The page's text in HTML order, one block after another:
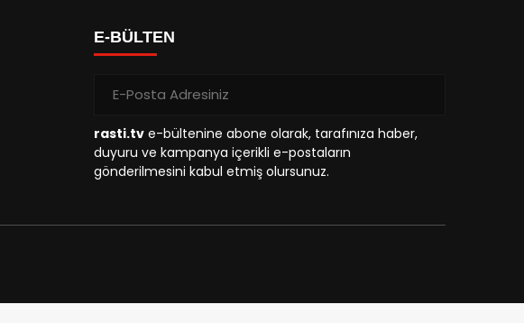
E-BÜLTEN
rasti.tv e-bültenine abone olarak, tarafınıza haber,
duyuru ve kampanya içerikli e-postaların
gönderilmesini kabul etmiş olursunuz.